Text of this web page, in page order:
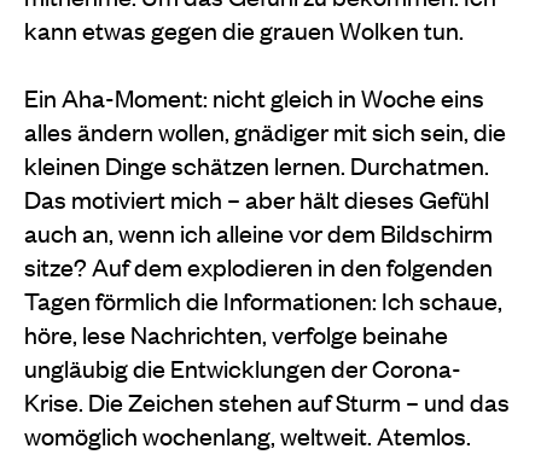
kann etwas gegen die grauen Wolken tun.
Ein Aha-Moment: nicht gleich in Woche eins
alles ändern wollen, gnädiger mit sich sein, die
kleinen Dinge schätzen lernen. Durchatmen.
Das motiviert mich – aber hält dieses Gefühl
auch an, wenn ich alleine vor dem Bildschirm
sitze? Auf dem explodieren in den folgenden
Tagen förmlich die Informationen: Ich schaue,
höre, lese Nachrichten, verfolge beinahe
ungläubig die Entwicklungen der Corona-
Krise. Die Zeichen stehen auf Sturm – und das
womöglich wochenlang, weltweit. Atemlos.